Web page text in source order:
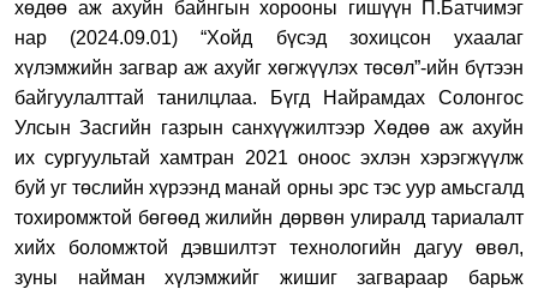
хөдөө аж ахуйн байнгын хорооны гишүүн П.Батчимэг
нар (2024.09.01)“Хойд бүсэд зохицсон ухаалаг
хүлэмжийн загвар аж ахуйг хөгжүүлэх төсөл”-ийн бүтээн
байгуулалттай танилцлаа. Бүгд Найрамдах Солонгос
Улсын Засгийн газрын санхүүжилтээр Хөдөө аж ахуйн
их сургуультай хамтран 2021 оноос эхлэн хэрэгжүүлж
буй уг төслийн хүрээнд манай орны эрс тэс уур амьсгалд
тохиромжтой бөгөөд жилийн дөрвөн улиралд тариалалт
хийх боломжтой дэвшилтэт технологийн дагуу өвөл,
зуны найман хүлэмжийг жишиг загвараар барьж